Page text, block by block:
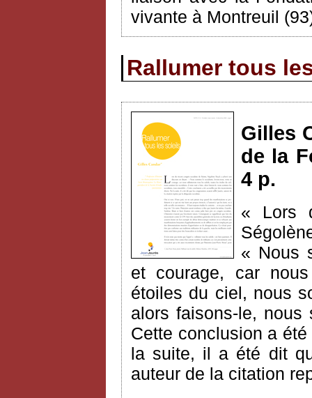
vivante à Montreuil
Rallumer tous
Gilles
de la
4 p.
« Lors
« Nous
et courage, car
étoiles du ciel, nous
alors faisons-le,
Cette conclusion a
la suite, il a été dit
auteur de la citation